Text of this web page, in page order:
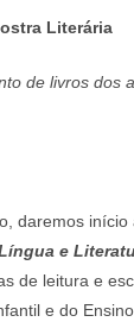
Literária
de livros dos
daremos início
e
de leitura e
e do